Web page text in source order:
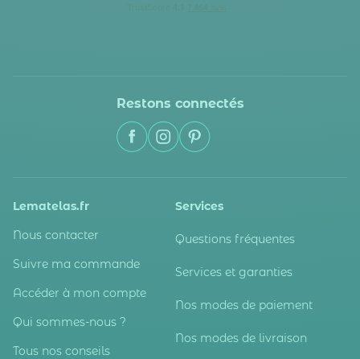
Restons connectés
Lematelas.fr
Nous contacter
Suivre ma commande
Accéder à mon compte
Qui sommes-nous ?
Tous nos conseils
Services
Questions fréquentes
Services et garanties
Nos modes de paiement
Nos modes de livraison